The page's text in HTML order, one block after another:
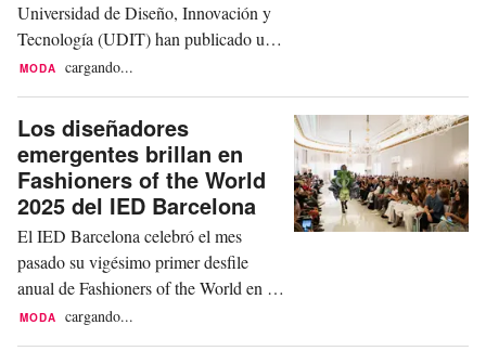
Universidad de Diseño, Innovación y
Tecnología (UDIT) han publicado un
estudio pionero que analiza la huella
commerce de moda, ofreciendo nuevos
conocimientos basados en datos sobre
el impacto medioambiental de las
compras online en el sector. Titulada
“Huella de Carbono del...
MODA cargando...
Los diseñadores
emergentes brillan en
Fashioners of the World
2025 del IED Barcelona
El IED Barcelona celebró el mes
pasado su vigésimo primer desfile
anual de Fashioners of the World en el
Palau Reial de Pedralbes, donde se
MODA cargando...